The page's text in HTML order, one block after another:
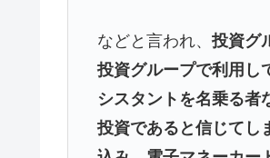
などと言われ、投資グ
投資グループで利用し
シスタントを名乗る者
投資であると信じてし